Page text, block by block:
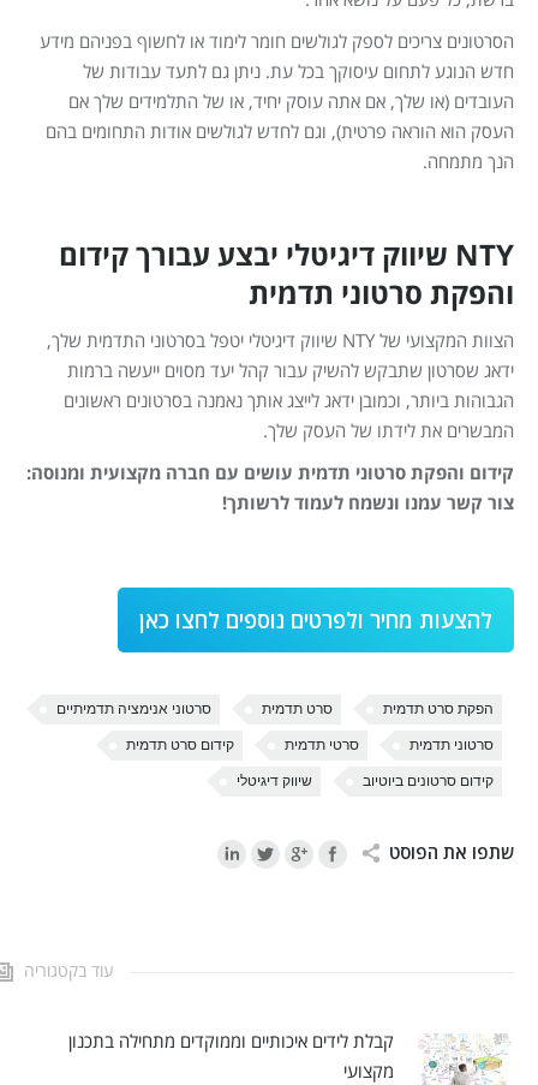
הסרטונים צריכים לספק לגולשים חומר לימוד או לחשוף בפניהם מידע
חדש הנוגע לתחום עיסוקך בכל עת. ניתן גם לתעד עבודות של
העובדים (או שלך, אם אתה עוסק יחיד, או של התלמידים שלך אם
העסק הוא הוראה פרטית), וגם לחדש לגולשים אודות התחומים בהם
הנך מתמחה.
NTY שיווק דיגיטלי יבצע עבורך קידום
והפקת סרטוני תדמית
הצוות המקצועי של NTY שיווק דיגיטלי יטפל בסרטוני התדמית שלך,
ידאג שסרטון שתבקש להשיק עבור קהל יעד מסוים ייעשה ברמות
הגבוהות ביותר, וכמובן ידאג לייצג אותך נאמנה בסרטונים ראשונים
המבשרים את לידתו של העסק שלך.
קידום והפקת סרטוני תדמית עושים עם חברה מקצועית ומנוסה:
צור קשר עמנו ונשמח לעמוד לרשותך!
להצעות מחיר ולפרטים נוספים לחצו כאן
הפקת סרט תדמית סרט תדמית סרטוני אנימציה תדמיתיים
סרטוני תדמית סרטי תדמית קידום סרט תדמית
קידום סרטונים ביוטיוב שיווק דיגיטלי
שתפו את הפוסט
עוד בקטגוריה
קבלת לידים איכותיים וממוקדים מתחילה בתכנון
מקצועי